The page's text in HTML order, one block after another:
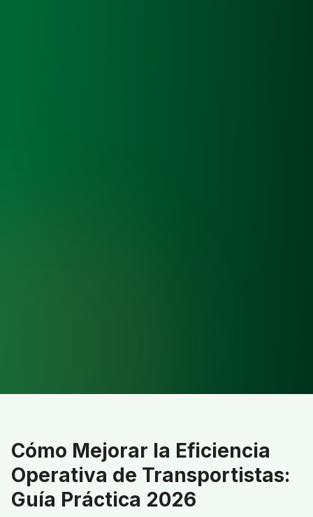
Cómo Mejorar la Eficiencia
Operativa de Transportistas:
Guía Práctica 2026